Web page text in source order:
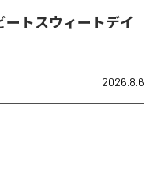
ートスウィートデイ
2026.8.6